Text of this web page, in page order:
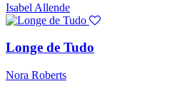
Isabel Allende
Longe de Tudo
Nora Roberts